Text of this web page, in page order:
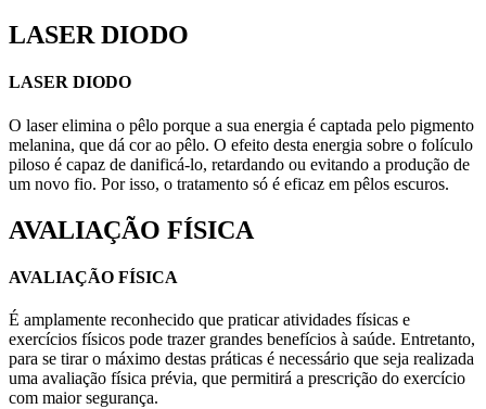
LASER DIODO
LASER DIODO
O laser elimina o pêlo porque a sua energia é captada pelo pigmento
melanina, que dá cor ao pêlo. O efeito desta energia sobre o folículo
piloso é capaz de danificá-lo, retardando ou evitando a produção de
um novo fio. Por isso, o tratamento só é eficaz em pêlos escuros.
AVALIAÇÃO FÍSICA
AVALIAÇÃO FÍSICA
É amplamente reconhecido que praticar atividades físicas e
exercícios físicos pode trazer grandes benefícios à saúde. Entretanto,
para se tirar o máximo destas práticas é necessário que seja realizada
uma avaliação física prévia, que permitirá a prescrição do exercício
com maior segurança.